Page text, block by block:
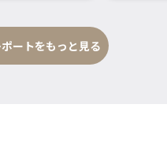
ートをもっと見る